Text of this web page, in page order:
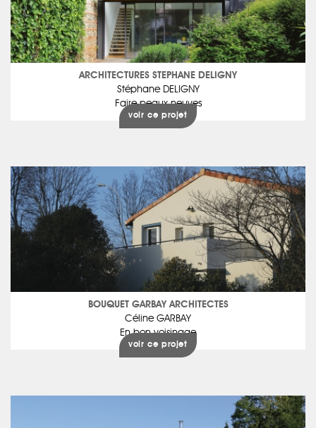
ARCHITECTURES STEPHANE DELIGNY
Stéphane DELIGNY
Faire peaux neuves
voir ce projet
BOUQUET GARBAY ARCHITECTES
Céline GARBAY
En bon voisinage
voir ce projet